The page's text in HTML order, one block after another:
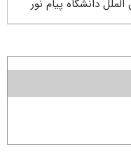
دانشگاه پیام نور